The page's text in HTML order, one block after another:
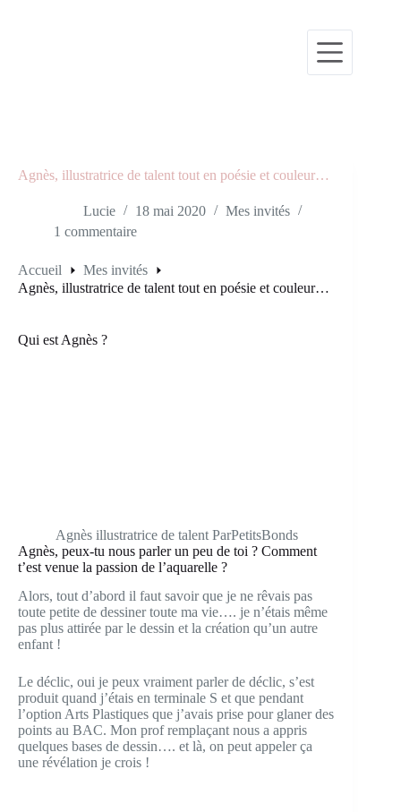
Agnès, illustratrice de talent tout en poésie et couleur…
Lucie 18 mai 2020
Mes invités
1 commentaire
Accueil
Mes invités
Agnès, illustratrice de talent tout en poésie et couleur…
Qui est Agnès ?
Agnès illustratrice de talent ParPetitsBonds
Agnès, peux-tu nous parler un peu de toi ? Comment
t’est venue la passion de l’aquarelle ?
Alors, tout d’abord il faut savoir que je ne rêvais pas
toute petite de dessiner toute ma vie…. je n’étais même
pas plus attirée par le dessin et la création qu’un autre
enfant !
Le déclic, oui je peux vraiment parler de déclic, s’est
produit quand j’étais en terminale S et que pendant
l’option Arts Plastiques que j’avais prise pour glaner des
points au BAC. Mon prof remplaçant nous a appris
quelques bases de dessin…. et là, on peut appeler ça
une révélation je crois !